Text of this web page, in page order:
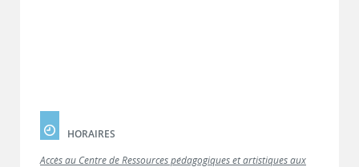
HORAIRES
Accès au Centre de Ressources pédagogiques et artistiques aux